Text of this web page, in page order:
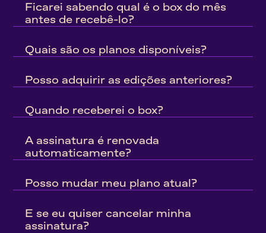
Ficarei sabendo qual é o box do mês
antes de recebê-lo?
Quais são os planos disponíveis?
Posso adquirir as edições anteriores?
Quando receberei o box?
A assinatura é renovada
automaticamente?
Posso mudar meu plano atual?
E se eu quiser cancelar minha
assinatura?